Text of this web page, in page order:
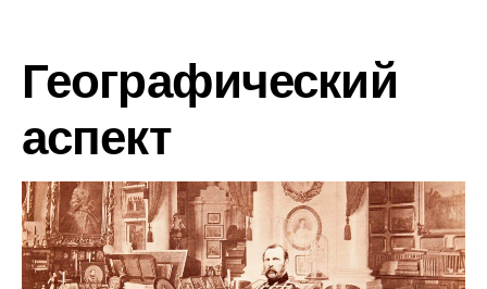
Географический
аспект